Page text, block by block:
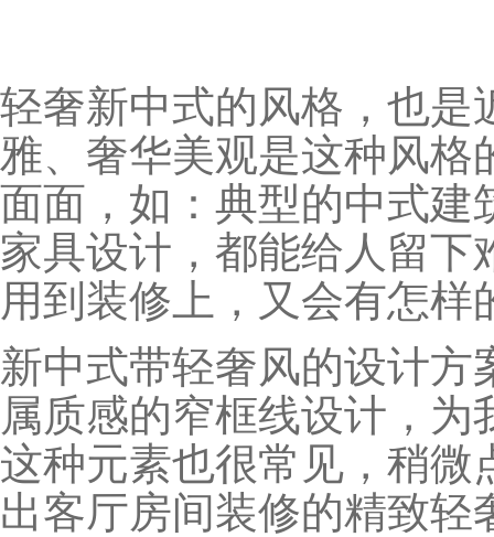
轻奢新中式的风格，也是
雅、奢华美观是这种风格
面面，如：典型的中式建
家具设计，都能给人留
用到装修上，又会有怎样
新中式带轻奢风的设计
属质感的窄框线设计，
这种元素也很常见，稍微
出客厅房间装修的精致轻